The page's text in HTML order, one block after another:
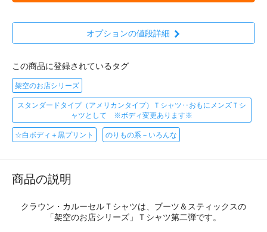
オプションの値段詳細
この商品に登録されているタグ
架空のお店シリーズ
スタンダードタイプ（アメリカンタイプ）Ｔシャツ‥おもにメンズＴシ
ャツとして ※ボディ変更あります※
☆白ボディ＋黒プリント のりもの系－いろんな
商品の説明
クラウン・カルーセルＴシャツは、ブーツ＆スティックスの
「架空のお店シリーズ」Ｔシャツ第二弾です。